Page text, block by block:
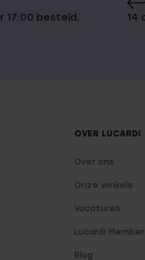
17:00 besteld,
14
OVER LUCARDI
Over ons
Onze winkels
Vacatures
Lucardi Member
Blog